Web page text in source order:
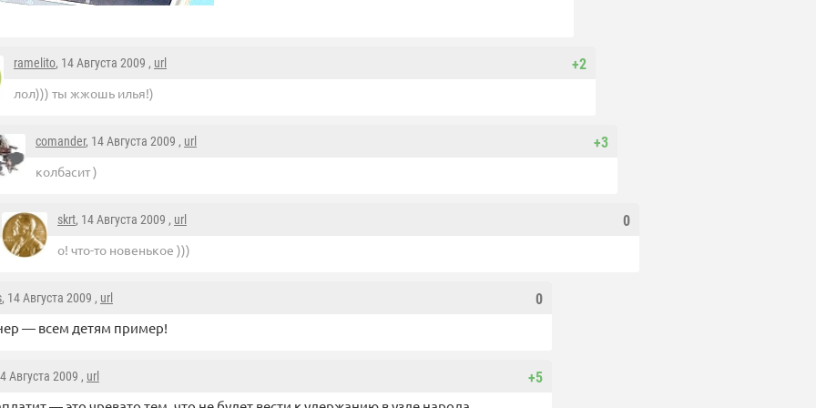
+2
ramelito, 14 Августа 2009 , url
лол))) ты жжошь илья!)
+3
comander, 14 Августа 2009 , url
колбасит )
0
skrt, 14 Августа 2009 , url
о! что-то новенькое )))
0
, 14 Августа 2009 , url
— всем детям пример!
+5
Августа 2009 , url